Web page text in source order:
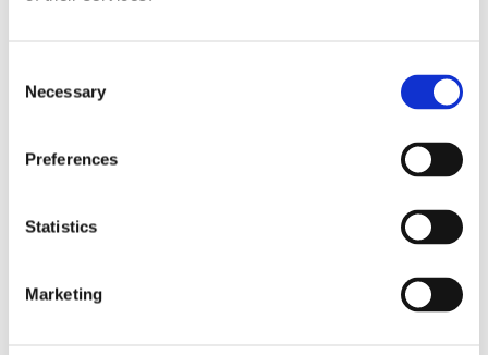
Selection
Necessary
Preferences
Statistics
Marketing
hernieuwbare energie beter gebruikt en kunnen
brandstoffen produceren. ; Research Het...
Governance van het havenindustrieel complex